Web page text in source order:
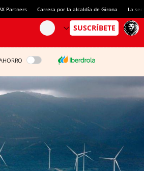
Partners Carrera por la alcaldía de Girona La